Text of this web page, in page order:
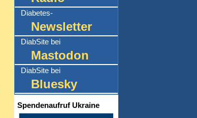
Diabetes-
Newsletter
DiabSite bei
Mastodon
DiabSite bei
Bluesky
Spendenaufruf Ukraine